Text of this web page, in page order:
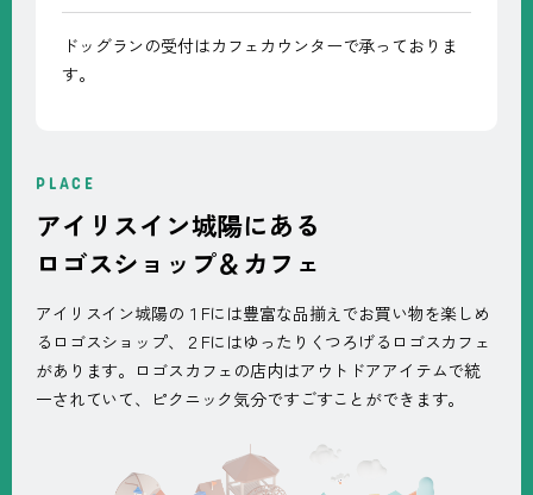
ドッグランの受付はカフェカウンターで承っておりま
す。
PLACE
アイリスイン城陽にある
ロゴスショップ＆カフェ
アイリスイン城陽の１Fには豊富な品揃えでお買い物を楽しめ
るロゴスショップ、２Fにはゆったりくつろげるロゴスカフェ
があります。ロゴスカフェの店内はアウトドアアイテムで統
一されていて、ピクニック気分ですごすことができます。